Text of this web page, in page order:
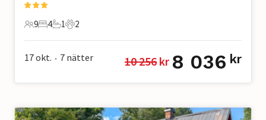
9 Gäster
9
4 Sovrum
4
1 Badrum
1
2 Husdjur
2
17 okt. • 7 nätter 10 256 kr 8 036 kr